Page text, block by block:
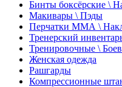
Бинты боксёрские \
Макивары \ Пэды
Перчатки ММА \
Тренерский
Тренировочные \
Женская одежда
Рашгарды
Компрессионные